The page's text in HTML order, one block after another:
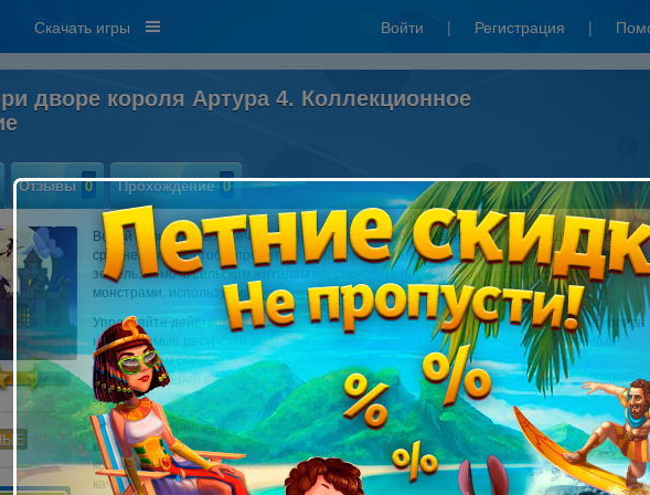
Скачать игры Войти | Регистрация |
дворе короля Артура 4. Коллекционное
Отзывы 0 Прохождение 0
Волей невероятных стечений обстоятельств Джон и Мэри снова перемещаются в
средневековье, чтобы предотвратить угрозу тотального разорения близких сердцу
земель, помочь сельским жителям восстановить прежний ход жизни и сразиться с
монстрами, используя хитрость и ловкость рук.
Управляйте действиями сэра Джона и его когортой, чтобы как можно быстрее накопить
необходимые ресурсы и выполнить все квесты. Чем быстрее вы закончите каждый
уровень, тем больше бонусов и ускорителей вы получаете в награду. В лучших
традициях серии вас ждет возможность перейти в режим игры без ограничений по
времени.
Знатоки истории давно уже полюбили веселую сюжетную линию, потрясающие
визуальные эффекты и захватывающие мини-игры! Ну а великолепный бонусный
контент станет бесспорным преимуществом коллекционного издания и порадует
качественным исполнением.